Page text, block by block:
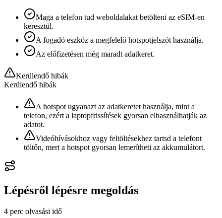
Maga a telefon tud weboldalakat betölteni az eSIM-en
keresztül.
A fogadó eszköz a megfelelő hotspotjelszót használja.
Az előfizetésen még maradt adatkeret.
Kerülendő hibák
Kerülendő hibák
A hotspot ugyanazt az adatkeretet használja, mint a
telefon, ezért a laptopfrissítések gyorsan elhasználhatják az
adatot.
Videóhívásokhoz vagy feltöltésekhez tartsd a telefont
töltőn, mert a hotspot gyorsan lemerítheti az akkumulátort.
Lépésről lépésre megoldás
4 perc olvasási idő